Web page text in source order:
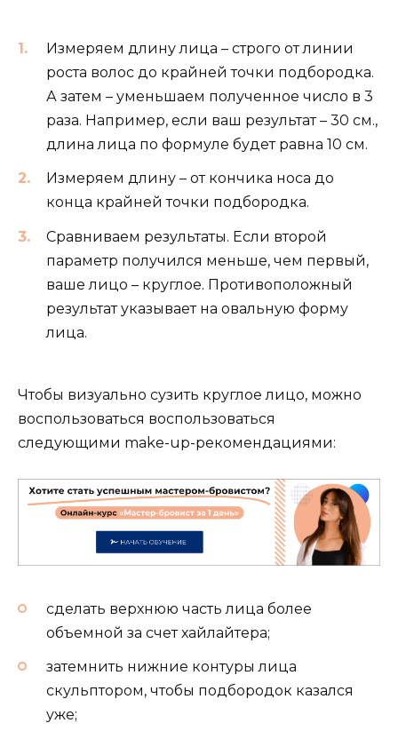
Измеряем длину лица – строго от линии
роста волос до крайней точки подбородка.
А затем – уменьшаем полученное число в 3
раза. Например, если ваш результат – 30 см.,
длина лица по формуле будет равна 10 см.
Измеряем длину – от кончика носа до
конца крайней точки подбородка.
Сравниваем результаты. Если второй
параметр получился меньше, чем первый,
ваше лицо – круглое. Противоположный
результат указывает на овальную форму
лица.
Чтобы визуально сузить круглое лицо, можно
воспользоваться воспользоваться
следующими make-up-рекомендациями:
сделать верхнюю часть лица более
объемной за счет хайлайтера;
затемнить нижние контуры лица
скульптором, чтобы подбородок казался
уже;